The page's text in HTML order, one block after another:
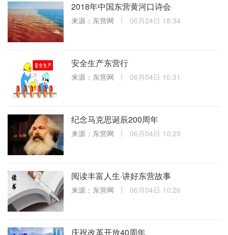
2018年中国东营黄河口诗会
来源：东营网 06月24日 18:34
安全生产东营行
来源：东营网 06月04日 10:31
纪念马克思诞辰200周年
来源：东营网 06月04日 10:29
阅读丰富人生·讲好东营故事
来源：东营网 06月04日 10:26
庆祝改革开放40周年